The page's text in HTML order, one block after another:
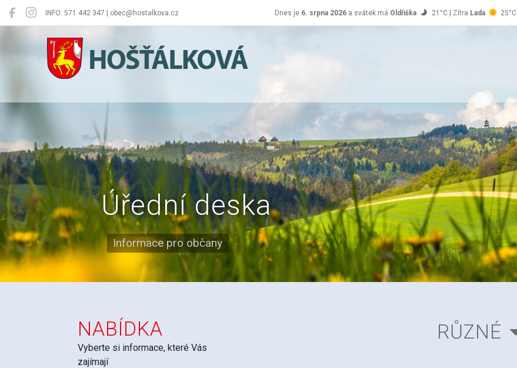
INFO: 571 442 347 | obec@hostalkova.cz Dnes je 6. srpna 2026a svátek má Oldřiška 21°C | Zítra Lada 25°C
Hošťálková
Úřední deska
Informace pro občany
NABÍDKA
Vyberte si informace, které Vás
zajímají
RŮZNÉ